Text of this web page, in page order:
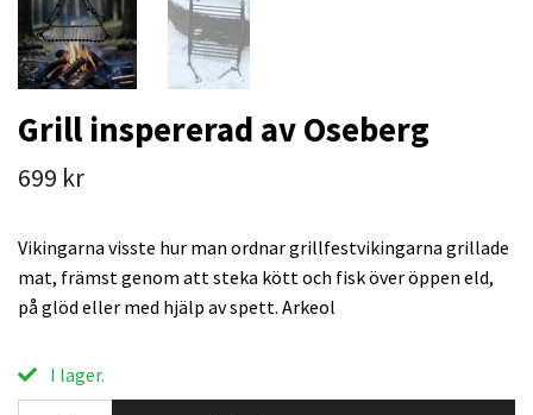
Grill inspererad av Oseberg
699 kr
Vikingarna visste hur man ordnar grillfestvikingarna grillade
mat, främst genom att steka kött och fisk över öppen eld,
på glöd eller med hjälp av spett. Arkeol
I lager.